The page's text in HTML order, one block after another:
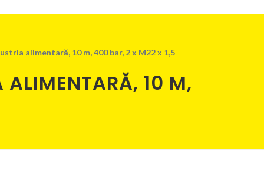
alimentară, 10 m, 400 bar, 2 x M22 x 1,5
ALIMENTARĂ, 10 M,